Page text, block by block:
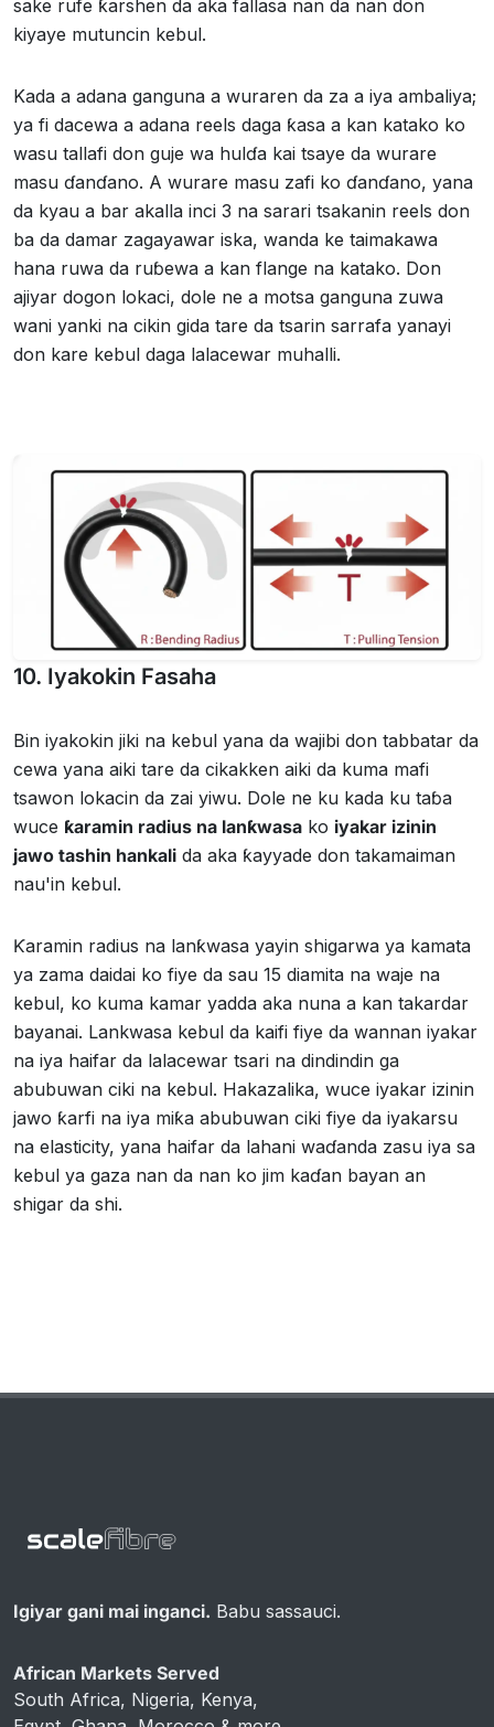
sake rufe ƙarshen da aka fallasa nan da nan don
kiyaye mutuncin kebul.
Kada a adana ganguna a wuraren da za a iya ambaliya;
ya fi dacewa a adana reels daga ƙasa a kan katako ko
wasu tallafi don guje wa hulɗa kai tsaye da wurare
masu ɗanɗano. A wurare masu zafi ko ɗanɗano, yana
da kyau a bar akalla inci 3 na sarari tsakanin reels don
ba da damar zagayawar iska, wanda ke taimakawa
hana ruwa da ruɓewa a kan flange na katako. Don
ajiyar dogon lokaci, dole ne a motsa ganguna zuwa
wani yanki na cikin gida tare da tsarin sarrafa yanayi
don kare kebul daga lalacewar muhalli.
10. Iyakokin Fasaha
Bin iyakokin jiki na kebul yana da wajibi don tabbatar da
cewa yana aiki tare da cikakken aiki da kuma mafi
tsawon lokacin da zai yiwu. Dole ne ku kada ku taɓa
wuce ƙaramin radius na lanƙwasa ko iyakar izinin
jawo tashin hankali da aka ƙayyade don takamaiman
nau'in kebul.
Ƙaramin radius na lanƙwasa yayin shigarwa ya kamata
ya zama daidai ko fiye da sau 15 diamita na waje na
kebul, ko kuma kamar yadda aka nuna a kan takardar
bayanai. Lankwasa kebul da kaifi fiye da wannan iyakar
na iya haifar da lalacewar tsari na dindindin ga
abubuwan ciki na kebul. Hakazalika, wuce iyakar izinin
jawo ƙarfi na iya miƙa abubuwan ciki fiye da iyakarsu
na elasticity, yana haifar da lahani waɗanda zasu iya sa
kebul ya gaza nan da nan ko jim kaɗan bayan an
shigar da shi.
Igiyar gani mai inganci. Babu sassauci.
African Markets Served
South Africa, Nigeria, Kenya,